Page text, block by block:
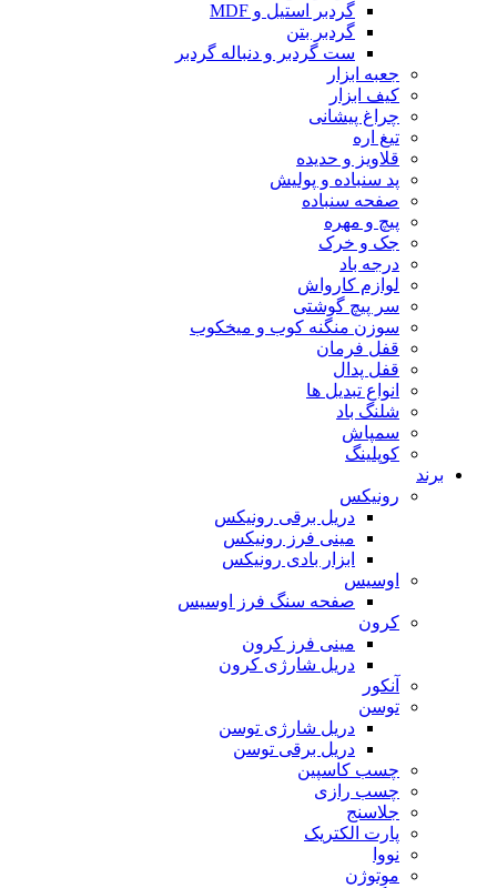
گردبر استیل و MDF
گردبر بتن
ست گردبر و دنباله گردبر
جعبه ابزار
کیف ابزار
چراغ پیشانی
تیغ اره
قلاویز و حدیده
پد سنباده و پولیش
صفحه سنباده
پیچ و مهره
جک و خرک
درجه باد
لوازم کارواش
سر پیچ گوشتی
سوزن منگنه کوب و میخکوب
قفل فرمان
قفل پدال
انواع تبدیل ها
شلنگ باد
سمپاش
کوپلینگ
برند
رونیکس
دریل برقی رونیکس
مینی فرز رونیکس
ابزار بادی رونیکس
اوسیس
صفحه سنگ فرز اوسیس
کرون
مینی فرز کرون
دریل شارژی کرون
آنکور
توسن
دریل شارژی توسن
دریل برقی توسن
چسب کاسپین
چسب رازی
جلاسنج
پارت الکتریک
نووا
موتوژن